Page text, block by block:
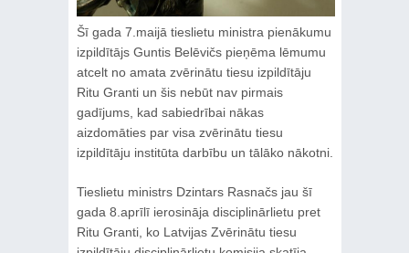
Šī gada 7.maijā tieslietu ministra pienākumu
izpildītājs Guntis Belēvičs pieņēma lēmumu
atcelt no amata zvērinātu tiesu izpildītāju
Ritu Granti un šis nebūt nav pirmais
gadījums, kad sabiedrībai nākas
aizdomāties par visa zvērinātu tiesu
izpildītāju institūta darbību un tālāko nākotni.
Tieslietu ministrs Dzintars Rasnačs jau šī
gada 8.aprīlī ierosināja disciplinārlietu pret
Ritu Granti, ko Latvijas Zvērinātu tiesu